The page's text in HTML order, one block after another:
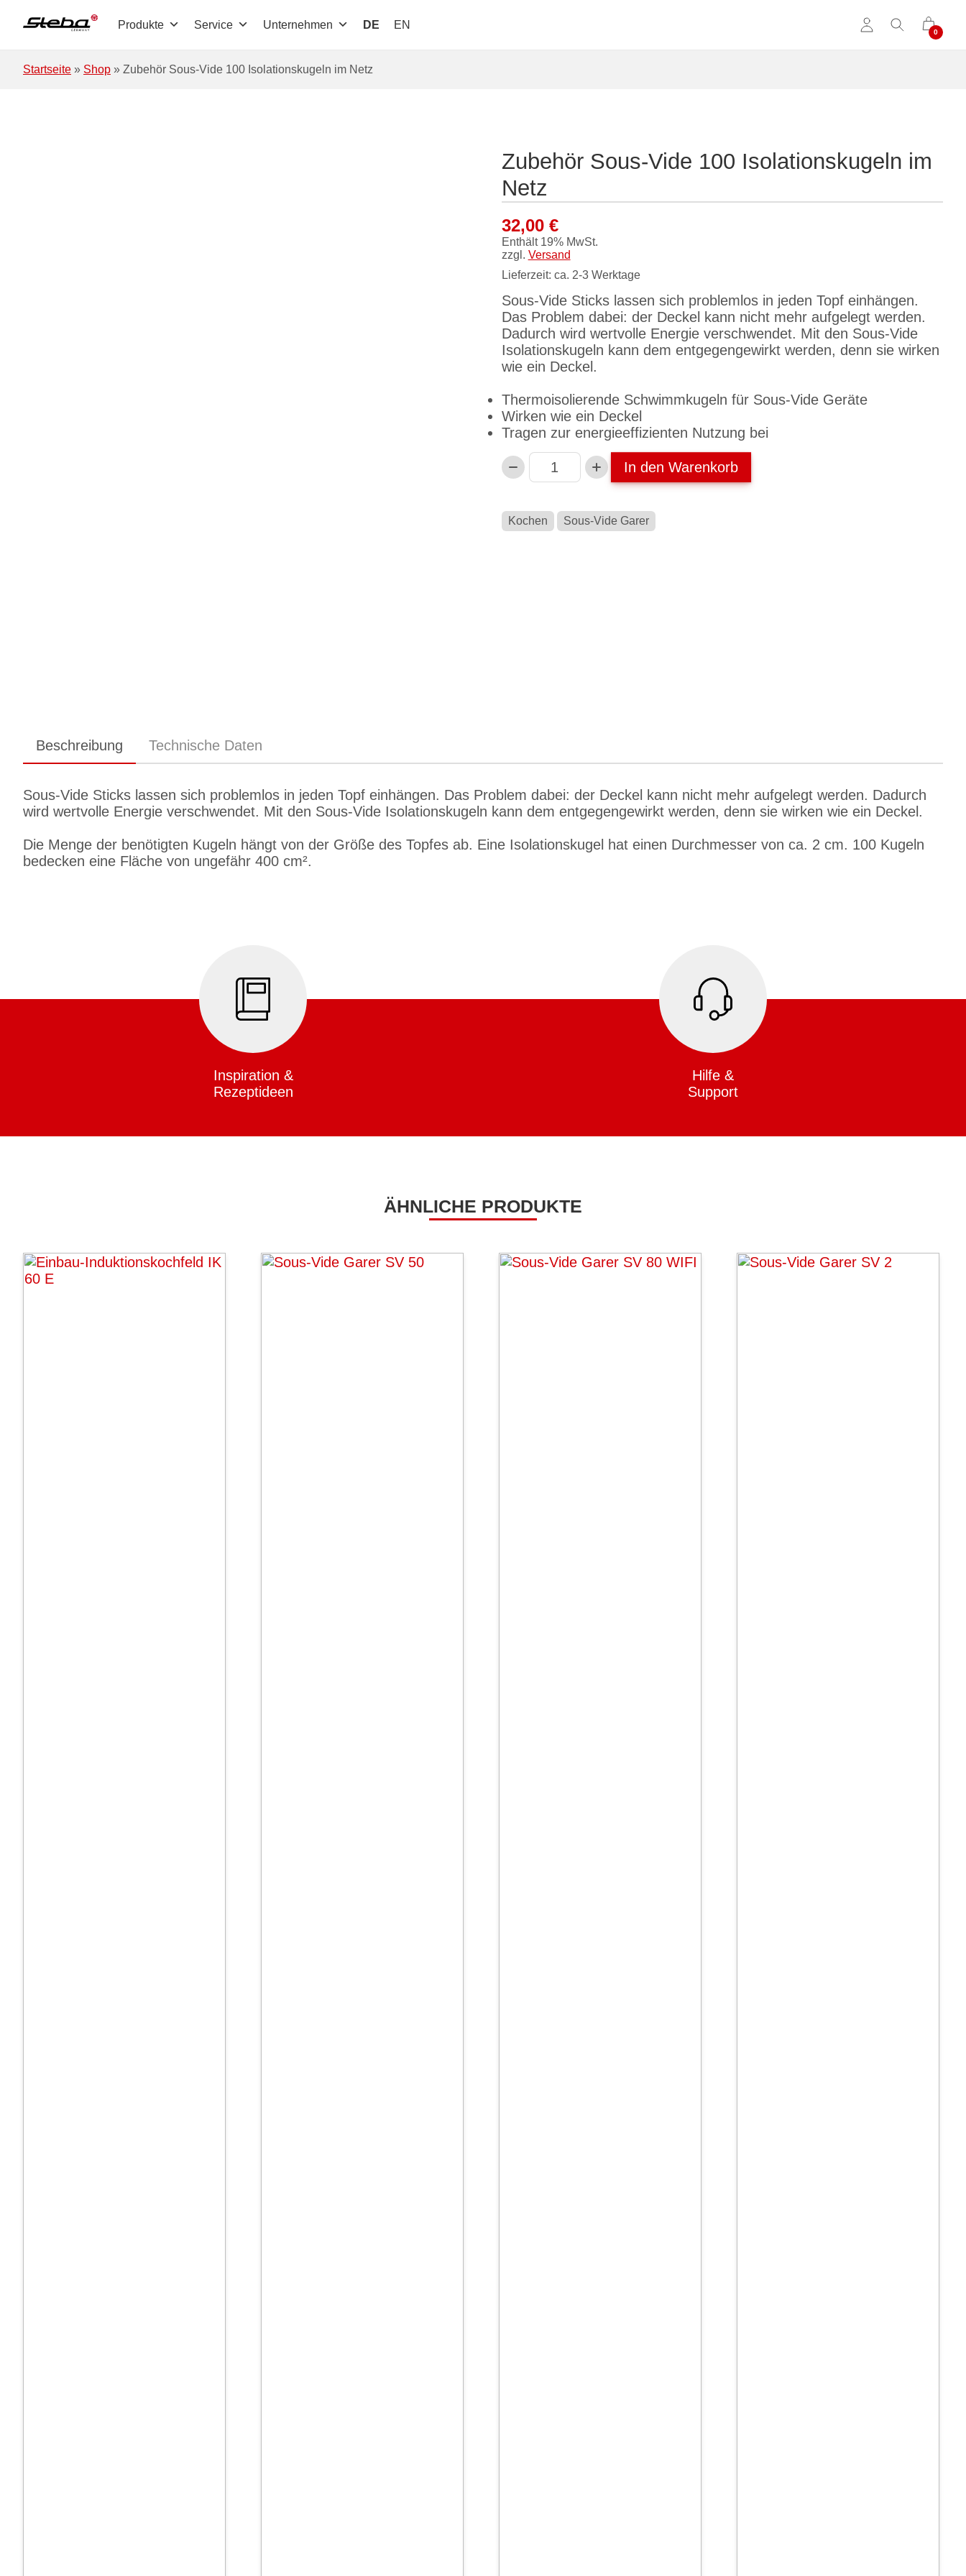
Produkte Service Unternehmen DE EN
Startseite » Shop » Zubehör Sous-Vide 100 Isolationskugeln im Netz
Zubehör Sous-Vide 100 Isolationskugeln im
Netz
32,00 €
Enthält 19% MwSt.
zzgl. Versand
Lieferzeit: ca. 2-3 Werktage
Sous-Vide Sticks lassen sich problemlos in jeden Topf einhängen.
Das Problem dabei: der Deckel kann nicht mehr aufgelegt werden.
Dadurch wird wertvolle Energie verschwendet. Mit den Sous-Vide
Isolationskugeln kann dem entgegengewirkt werden, denn sie wirken
wie ein Deckel.
Thermoisolierende Schwimmkugeln für Sous-Vide Geräte
Wirken wie ein Deckel
Tragen zur energieeffizienten Nutzung bei
Anzahl In den Warenkorb
Kochen Sous-Vide Garer
Beschreibung Technische Daten
Sous-Vide Sticks lassen sich problemlos in jeden Topf einhängen. Das Problem dabei: der Deckel kann nicht mehr aufgelegt werden. Dadurch
wird wertvolle Energie verschwendet. Mit den Sous-Vide Isolationskugeln kann dem entgegengewirkt werden, denn sie wirken wie ein Deckel.
Die Menge der benötigten Kugeln hängt von der Größe des Topfes ab. Eine Isolationskugel hat einen Durchmesser von ca. 2 cm. 100 Kugeln
bedecken eine Fläche von ungefähr 400 cm².
Inspiration &
Rezeptideen
Hilfe &
Support
ÄHNLICHE PRODUKTE